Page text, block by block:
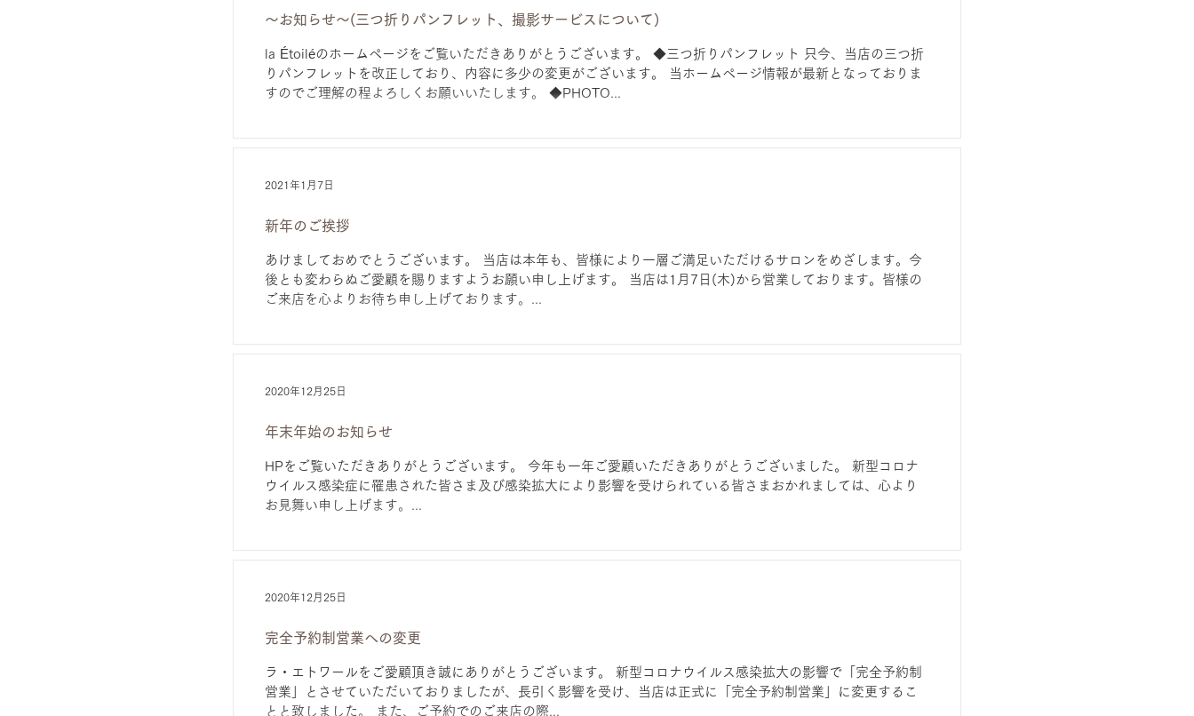
～お知らせ～(三つ折りパンフレット、撮影サービスについて)
la Étoiléのホームページをご覧いただきありがとうございます。 ◆三つ折りパンフレット 只今、当店の三つ折
りパンフレットを改正しており、内容に多少の変更がございます。 当ホームページ情報が最新となっておりま
すのでご理解の程よろしくお願いいたします。 ◆PHOTO...
新年のご挨拶
あけましておめでとうございます。 当店は本年も、皆様により一層ご満足いただけるサロンをめざします。今
後とも変わらぬご愛顧を賜りますようお願い申し上げます。 当店は1月7日(木)から営業しております。皆様の
ご来店を心よりお待ち申し上げております。...
2021年1月7日
年末年始のお知らせ
HPをご覧いただきありがとうございます。 今年も一年ご愛顧いただきありがとうございました。 新型コロナ
ウイルス感染症に罹患された皆さま及び感染拡大により影響を受けられている皆さまおかれましては、心より
お見舞い申し上げます。...
2020年12月25日
完全予約制営業への変更
ラ・エトワールをご愛顧頂き誠にありがとうございます。 新型コロナウイルス感染拡大の影響で「完全予約制
営業」とさせていただいておりましたが、長引く影響を受け、当店は正式に「完全予約制営業」に変更するこ
とと致しました。 また、ご予約でのご来店の際...
2020年12月25日